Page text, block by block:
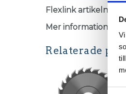
Flexlink
Mer information:
Relaterade